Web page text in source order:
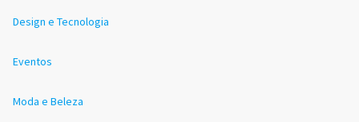
Design e Tecnologia
Eventos
Moda e Beleza